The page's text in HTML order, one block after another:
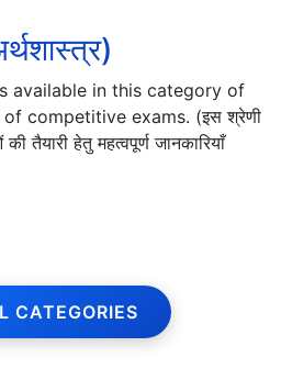
available in this category of
competitive exams. (इस श्रेणी
तैयारी हेतु महत्वपूर्ण जानकारियाँ
CATEGORIES